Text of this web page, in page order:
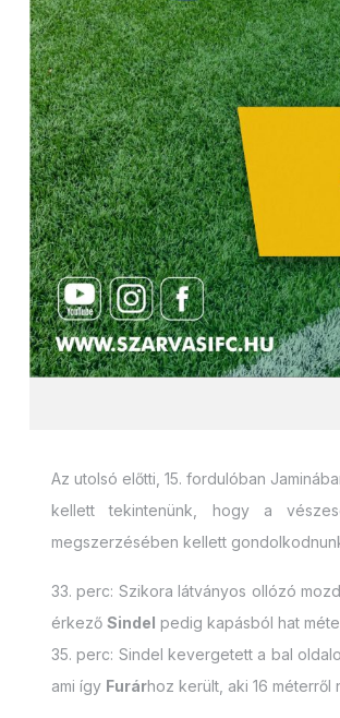
Az utolsó előtti, 15. fordulóban
kellett tekintenünk, hogy a
megszerzésében kellett
33. perc: Szikora látványos ollózó
érkező Sindel pedig kapásból hat
35. perc: Sindel kevergetett a bal
ami így Furárhoz került, aki 16